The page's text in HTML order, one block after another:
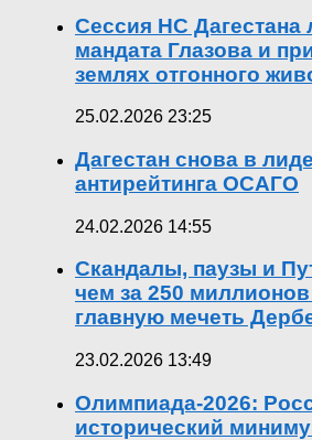
Сессия НС Дагестана
мандата Глазова и
землях отгонного
25.02.2026 23:25
Дагестан снова в
антирейтинга ОСАГО
24.02.2026 14:55
Скандалы, паузы и
чем за 250
главную мечеть
23.02.2026 13:49
Олимпиада-2026:
исторический